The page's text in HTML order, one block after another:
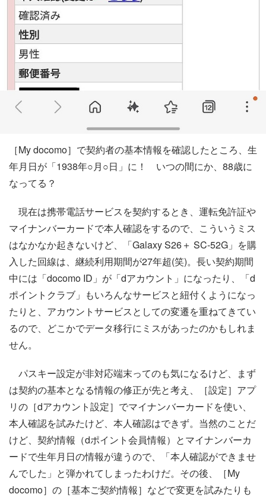
［My docomo］で契約者の基本情報を確認したところ、生
年月日が「1938年○月○日」に！ いつの間にか、88歳に
なってる？
現在は携帯電話サービスを契約するとき、運転免許証や
マイナンバーカードで本人確認をするので、こういうミス
はなかなか起きないけど、「Galaxy S26＋ SC-52G」を購
入した回線は、継続利用期間が27年超(笑)。長い契約期間
中には「docomo ID」が「dアカウント」になったり、「d
ポイントクラブ」もいろんなサービスと紐付くようになっ
たりと、アカウントサービスとしての変遷を重ねてきてい
るので、どこかでデータ移行にミスがあったのかもしれま
せん。
パスキー設定が非対応端末ってのも気になるけど、まず
は契約の基本となる情報の修正が先と考え、［設定］アプ
リの［dアカウント設定］でマイナンバーカードを使い、
本人確認を試みたけど、本人確認はできず。当然のことだ
けど、契約情報（dポイント会員情報）とマイナンバーカ
ードで生年月日の情報が違うので、「本人確認ができませ
んでした」と弾かれてしまったわけだ。その後、［My
docomo］の［基本ご契約情報］などで変更を試みたりも